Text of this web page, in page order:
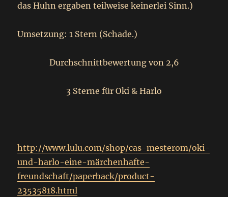
das Huhn ergaben teilweise keinerlei Sinn.)
Umsetzung: 1 Stern (Schade.)
Durchschnittbewertung von 2,6
3 Sterne für Oki & Harlo
http://www.lulu.com/shop/cas-mesterom/oki-
und-harlo-eine-märchenhafte-
freundschaft/paperback/product-
23535818.html